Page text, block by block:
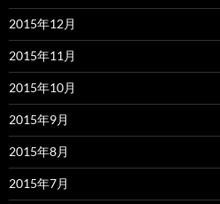
2015年12月
2015年11月
2015年10月
2015年9月
2015年8月
2015年7月